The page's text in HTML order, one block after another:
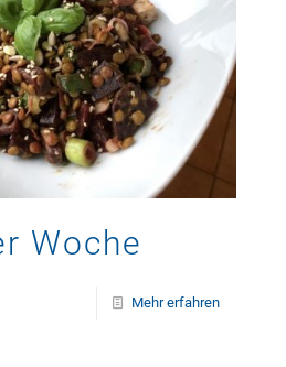
Woche
Mehr erfahren